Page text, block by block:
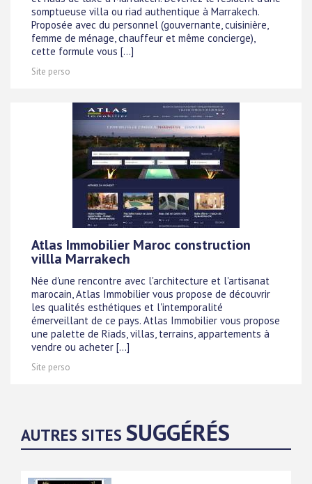
somptueuse villa ou riad authentique à Marrakech.
Proposée avec du personnel (gouvernante, cuisinière,
femme de ménage, chauffeur et même concierge),
cette formule vous [...]
Site perso
Atlas Immobilier Maroc construction
villla Marrakech
Née d'une rencontre avec l'architecture et l'artisanat
marocain, Atlas Immobilier vous propose de découvrir
les qualités esthétiques et l'intemporalité
émerveillant de ce pays. Atlas Immobilier vous propose
une palette de Riads, villas, terrains, appartements à
vendre ou acheter [...]
Site perso
AUTRES SITES SUGGÉRÉS